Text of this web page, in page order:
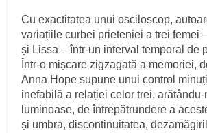
Cu exactitatea unui osciloscop,
variațiile curbei prieteniei a trei femei
și Lissa – într-un interval temporal de
Într-o mișcare zigzagată a memoriei,
Anna Hope supune unui control
inefabilă a relației celor trei,
luminoase, de întrepătrundere a
și umbra, discontinuitatea,